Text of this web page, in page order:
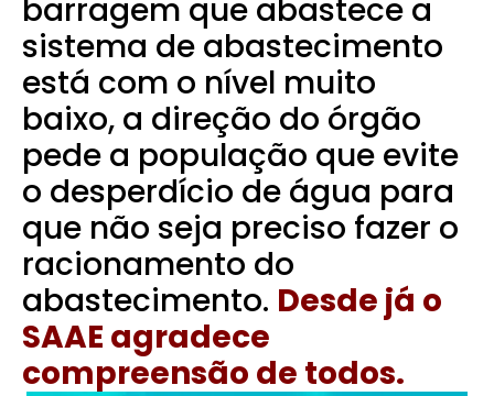
barragem que abastece a
sistema de abastecimento
está com o nível muito
baixo, a direção do órgão
pede a população que evite
o desperdício de água para
que não seja preciso fazer o
racionamento do
abastecimento. Desde já o
SAAE agradece
compreensão de todos.